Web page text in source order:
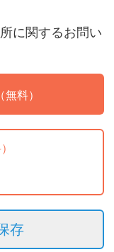
に関するお問い
（無料）
存